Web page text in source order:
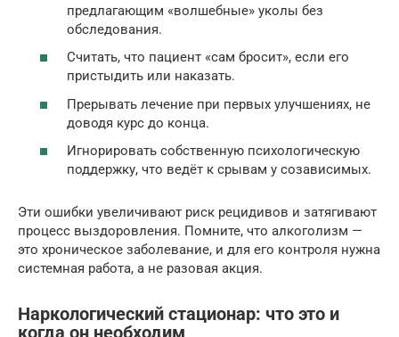
предлагающим «волшебные» уколы без
обследования.
Считать, что пациент «сам бросит», если его
пристыдить или наказать.
Прерывать лечение при первых улучшениях, не
доводя курс до конца.
Игнорировать собственную психологическую
поддержку, что ведёт к срывам у созависимых.
Эти ошибки увеличивают риск рецидивов и затягивают
процесс выздоровления. Помните, что алкоголизм —
это хроническое заболевание, и для его контроля нужна
системная работа, а не разовая акция.
Наркологический стационар: что это и
когда он необходим